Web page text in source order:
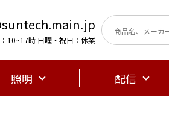
10~17時 日曜・祝日：休業
照明 配信